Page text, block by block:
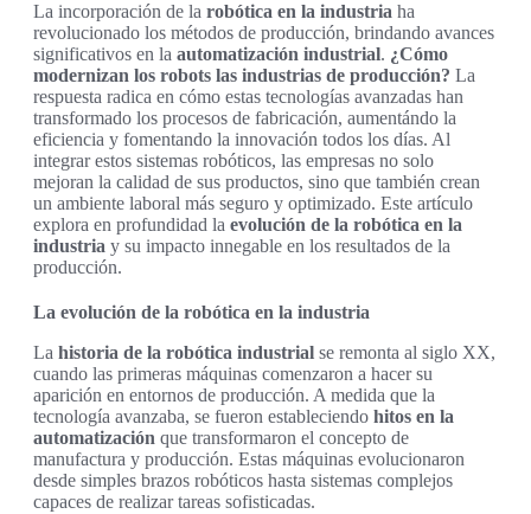
La incorporación de la robótica en la industria ha
revolucionado los métodos de producción, brindando avances
significativos en la automatización industrial. ¿Cómo
modernizan los robots las industrias de producción? La
respuesta radica en cómo estas tecnologías avanzadas han
transformado los procesos de fabricación, aumentándo la
eficiencia y fomentando la innovación todos los días. Al
integrar estos sistemas robóticos, las empresas no solo
mejoran la calidad de sus productos, sino que también crean
un ambiente laboral más seguro y optimizado. Este artículo
explora en profundidad la evolución de la robótica en la
industria y su impacto innegable en los resultados de la
producción.
La evolución de la robótica en la industria
La historia de la robótica industrial se remonta al siglo XX,
cuando las primeras máquinas comenzaron a hacer su
aparición en entornos de producción. A medida que la
tecnología avanzaba, se fueron estableciendo hitos en la
automatización que transformaron el concepto de
manufactura y producción. Estas máquinas evolucionaron
desde simples brazos robóticos hasta sistemas complejos
capaces de realizar tareas sofisticadas.